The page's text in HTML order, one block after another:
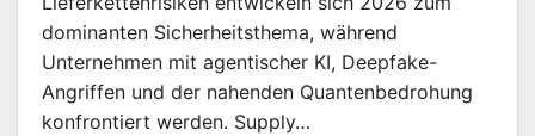
dominanten Sicherheitsthema, während
Unternehmen mit agentischer KI, Deepfake-
Angriffen und der nahenden Quantenbedrohung
konfrontiert werden. Supply…